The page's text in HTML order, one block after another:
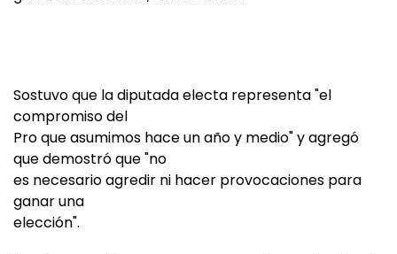
Sostuvo que la diputada electa representa "el
compromiso del
Pro que asumimos hace un año y medio" y agregó
que demostró que "no
es necesario agredir ni hacer provocaciones para
ganar una
elección".